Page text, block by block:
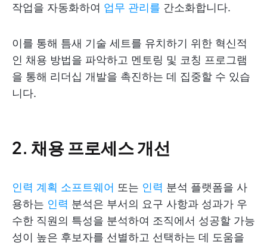
작업을 자동화하여 업무 관리를 간소화합니다.
이를 통해 틈새 기술 세트를 유치하기 위한 혁신적
인 채용 방법을 파악하고 멘토링 및 코칭 프로그램
을 통해 리더십 개발을 촉진하는 데 집중할 수 있습
니다.
2. 채용 프로세스 개선
인력 계획 소프트웨어 또는 인력 분석 플랫폼을 사
용하는 인력 분석은 부서의 요구 사항과 성과가 우
수한 직원의 특성을 분석하여 조직에서 성공할 가능
성이 높은 후보자를 선별하고 선택하는 데 도움을